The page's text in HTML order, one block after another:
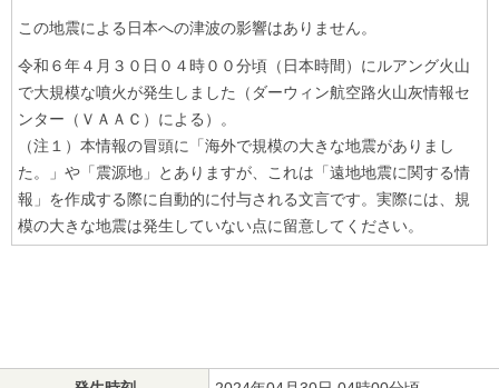
この地震による日本への津波の影響はありません。
令和６年４月３０日０４時００分頃（日本時間）にルアング火山
で大規模な噴火が発生しました（ダーウィン航空路火山灰情報セ
ンター（ＶＡＡＣ）による）。
（注１）本情報の冒頭に「海外で規模の大きな地震がありまし
た。」や「震源地」とありますが、これは「遠地地震に関する情
報」を作成する際に自動的に付与される文言です。実際には、規
模の大きな地震は発生していない点に留意してください。